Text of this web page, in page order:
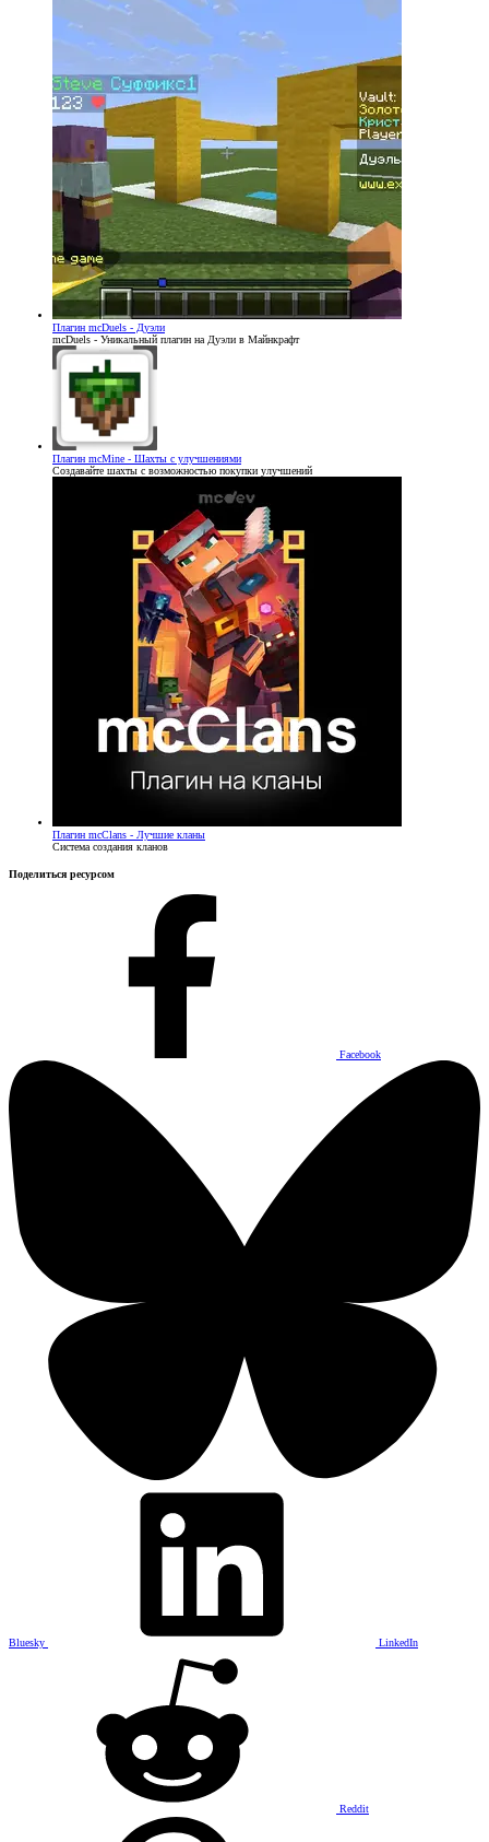
Плагин mcDuels - Дуэли
mcDuels - Уникальный плагин на Дуэли в Майнкрафт
Плагин mcMine - Шахты с улучшениями
Создавайте шахты с возможностью покупки улучшений
Плагин mcClans - Лучшие кланы
Система создания кланов
Поделиться ресурсом
Facebook
Bluesky LinkedIn
Reddit